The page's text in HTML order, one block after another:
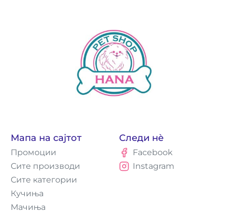
Мапа на сајтот
Промоции
Сите производи
Сите категории
Кучиња
Мачиња
Следи нè
Facebook
Instagram